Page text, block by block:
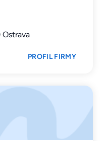
PROFIL FIRMY